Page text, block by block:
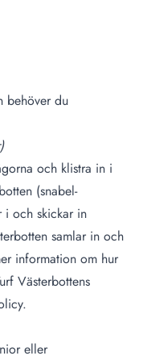
behöver du
och klistra in i
(snabel-
och skickar in
samlar in och
information om hur
Västerbottens
.
eller